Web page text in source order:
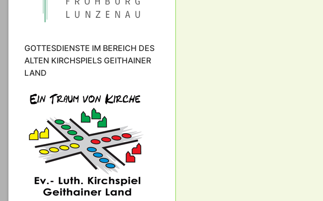
GOTTESDIENSTE IM BEREICH DES
ALTEN KIRCHSPIELS GEITHAINER
LAND